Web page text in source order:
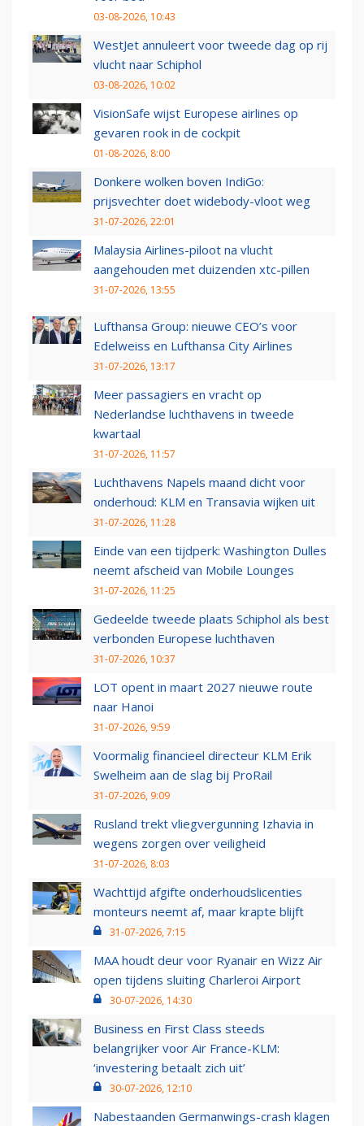
03-08-2026, 10:43
WestJet annuleert voor tweede dag op rij
vlucht naar Schiphol
03-08-2026, 10:02
VisionSafe wijst Europese airlines op
gevaren rook in de cockpit
01-08-2026, 8:00
Donkere wolken boven IndiGo:
prijsvechter doet widebody-vloot weg
31-07-2026, 22:01
Malaysia Airlines-piloot na vlucht
aangehouden met duizenden xtc-pillen
31-07-2026, 13:55
Lufthansa Group: nieuwe CEO’s voor
Edelweiss en Lufthansa City Airlines
31-07-2026, 13:17
Meer passagiers en vracht op
Nederlandse luchthavens in tweede
kwartaal
31-07-2026, 11:57
Luchthavens Napels maand dicht voor
onderhoud: KLM en Transavia wijken uit
31-07-2026, 11:28
Einde van een tijdperk: Washington Dulles
neemt afscheid van Mobile Lounges
31-07-2026, 11:25
Gedeelde tweede plaats Schiphol als best
verbonden Europese luchthaven
31-07-2026, 10:37
LOT opent in maart 2027 nieuwe route
naar Hanoi
31-07-2026, 9:59
Voormalig financieel directeur KLM Erik
Swelheim aan de slag bij ProRail
31-07-2026, 9:09
Rusland trekt vliegvergunning Izhavia in
wegens zorgen over veiligheid
31-07-2026, 8:03
Wachttijd afgifte onderhoudslicenties
monteurs neemt af, maar krapte blijft
31-07-2026, 7:15
MAA houdt deur voor Ryanair en Wizz Air
open tijdens sluiting Charleroi Airport
30-07-2026, 14:30
Business en First Class steeds
belangrijker voor Air France-KLM:
‘investering betaalt zich uit’
30-07-2026, 12:10
Nabestaanden Germanwings-crash klagen